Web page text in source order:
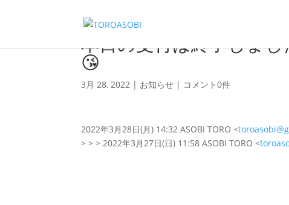
本日の受付は終了しま
😘
3月 28, 2022 | お知らせ | コメント0件
2022年3月28日(月) 14:32 ASOBI TORO <
> > > 2022年3月27日(日) 11:58 ASOBI TORO <